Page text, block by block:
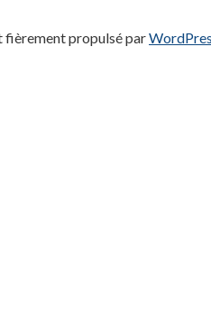
fièrement propulsé par